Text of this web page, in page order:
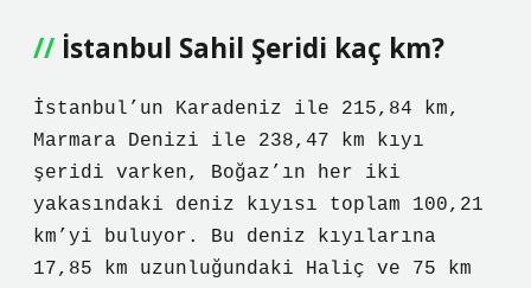
İstanbul Sahil Şeridi kaç km?
İstanbul’un Karadeniz ile 215,84 km,
Marmara Denizi ile 238,47 km kıyı
şeridi varken, Boğaz’ın her iki
yakasındaki deniz kıyısı toplam 100,21
km’yi buluyor. Bu deniz kıyılarına
17,85 km uzunluğundaki Haliç ve 75 km